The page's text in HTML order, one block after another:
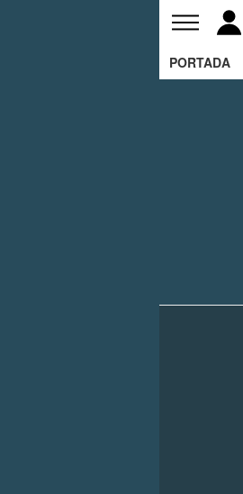
PORTADA